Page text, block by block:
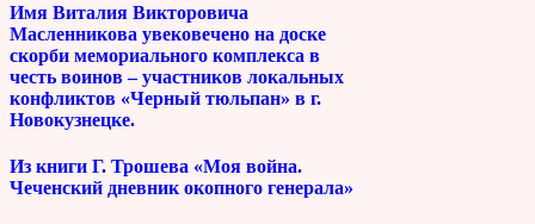
Имя Виталия Викторовича
Масленникова увековечено на доске
скорби мемориального комплекса в
честь воинов – участников локальных
конфликтов «Черный тюльпан» в г.
Новокузнецке.
Из книги Г. Трошева «Моя война.
Чеченский дневник окопного генерала»